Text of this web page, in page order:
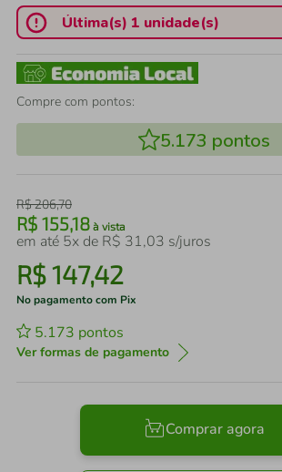
Última(s) 1 unidade(s)
Compre com pontos:
5.173 pontos
R$206,70
R$ 155,18 à vista
em até 5x de R$ 31,03 s/juros
R$147,42
No pagamento com Pix
5.173 pontos
Ver formas de pagamento
Comprar agora